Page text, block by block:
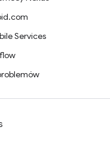
Services